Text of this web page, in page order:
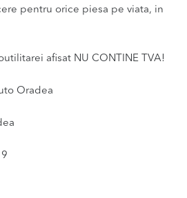
pentru orice piesa pe viata, in
afisat NU CONTINE TVA!
Oradea